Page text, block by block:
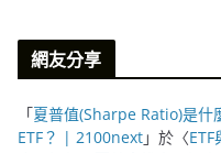
網友分享
「夏普值(Sharpe Ratio)是什
ETF？ | 2100next」於〈